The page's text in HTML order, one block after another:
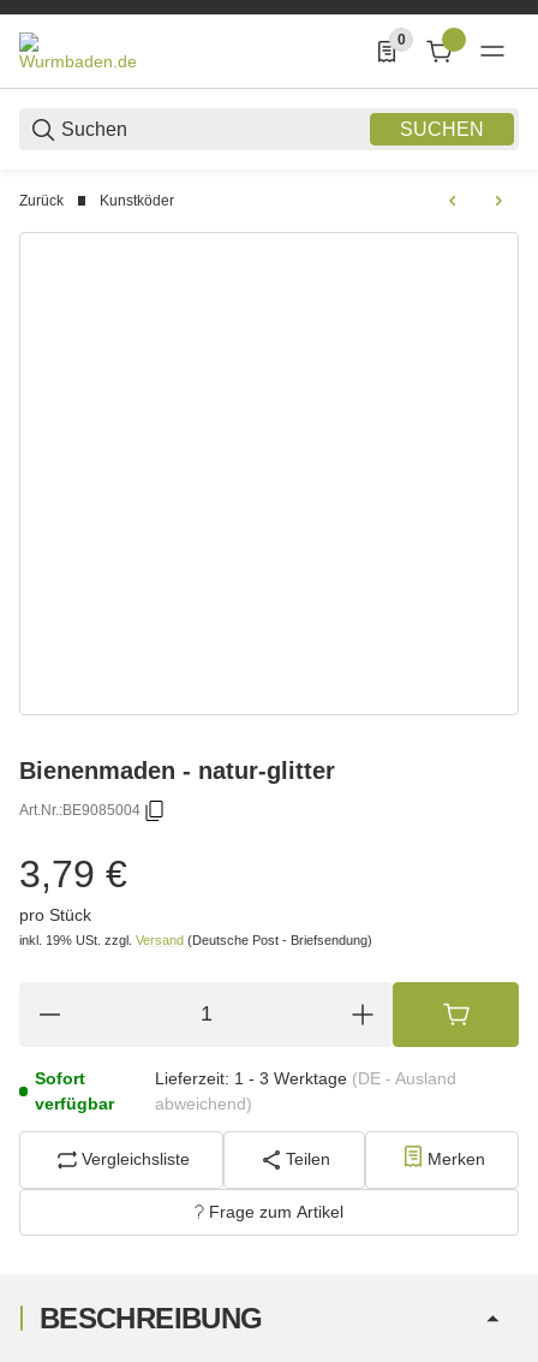
SUCHEN
0
0 Produkte in der
Zurück Kunstköder
Bienenmaden - natur-glitter
Art.Nr.:BE9085004
3,79 €
pro Stück
inkl. 19% USt. zzgl. Versand (Deutsche Post - Briefsendung)
Sofort
verfügbar
Lieferzeit: 1 - 3 Werktage (DE - Ausland
abweichend)
Vergleichsliste Teilen Merken
Frage zum Artikel
BESCHREIBUNG